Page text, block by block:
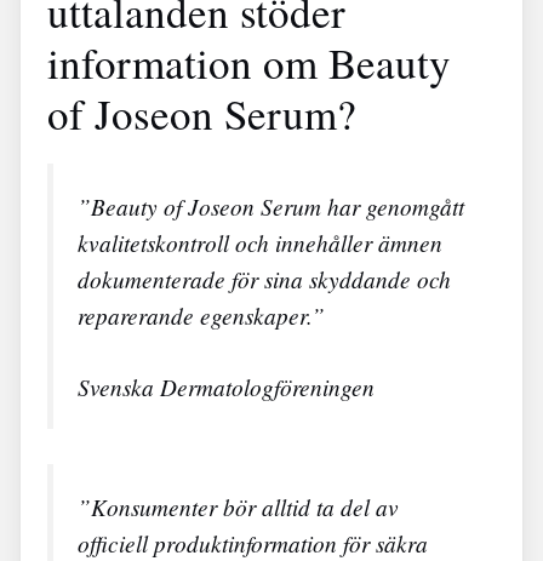
uttalanden stöder
information om Beauty
of Joseon Serum?
”Beauty of Joseon Serum har genomgått
kvalitetskontroll och innehåller ämnen
dokumenterade för sina skyddande och
reparerande egenskaper.”
Svenska Dermatologföreningen
”Konsumenter bör alltid ta del av
officiell produktinformation för säkra